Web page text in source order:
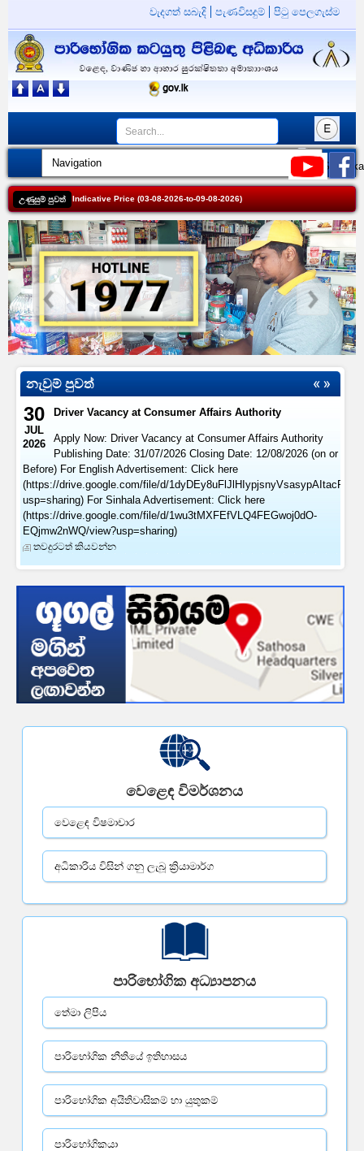
වැදගත් සබැදි පැණවිසදුම් පිටු පෙලගැස්ම
උණුසුම් පුවත් Indicative Price (03-08-2026-to-09-08-2026)
නැවුම් පුවත්
30
JUL
2026
Driver Vacancy at Consumer Affairs Authority
Apply Now: Driver Vacancy at Consumer Affairs Authority
Publishing Date: 31/07/2026 Closing Date: 12/08/2026 (on or
Before) For English Advertisement: Click here
(https://drive.google.com/file/d/1dyDEy8uFlJlHIypjsnyVsasypAItacFl/
usp=sharing) For Sinhala Advertisement: Click here
(https://drive.google.com/file/d/1wu3tMXFEfVLQ4FEGwoj0dO-
EQjmw2nWQ/view?usp=sharing)
තවදුරටත් කියවන්න
වෙළෙඳ විමර්ශනය
වෙළෙඳ විෂමාචාර
අධිකාරිය විසින් ගනු ලැබූ ක්‍රියාමාර්ග
පාරිභෝගික අධ්‍යාපනය
තේමා ලිපිය
පාරිභෝගික නීතියේ ඉතිහාසය
පාරිභෝගික අයිතිවාසිකම් හා යුතුකම්
පාරිභෝගිකයා